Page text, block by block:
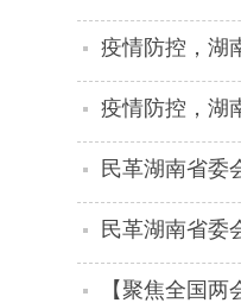
疫情防控，湖
疫情防控，湖
民革湖南省委
民革湖南省委
【聚焦全国